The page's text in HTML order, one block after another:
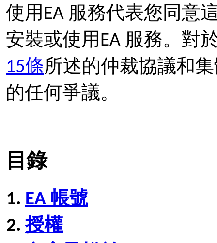
使用EA 服務代表您同意
安裝或使用EA 服務。對
15條所述的仲裁協議和
的任何爭議。
目錄
EA 帳號
授權